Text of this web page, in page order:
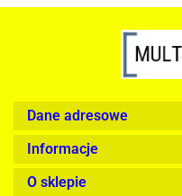
Dane adresowe
Informacje
O sklepie